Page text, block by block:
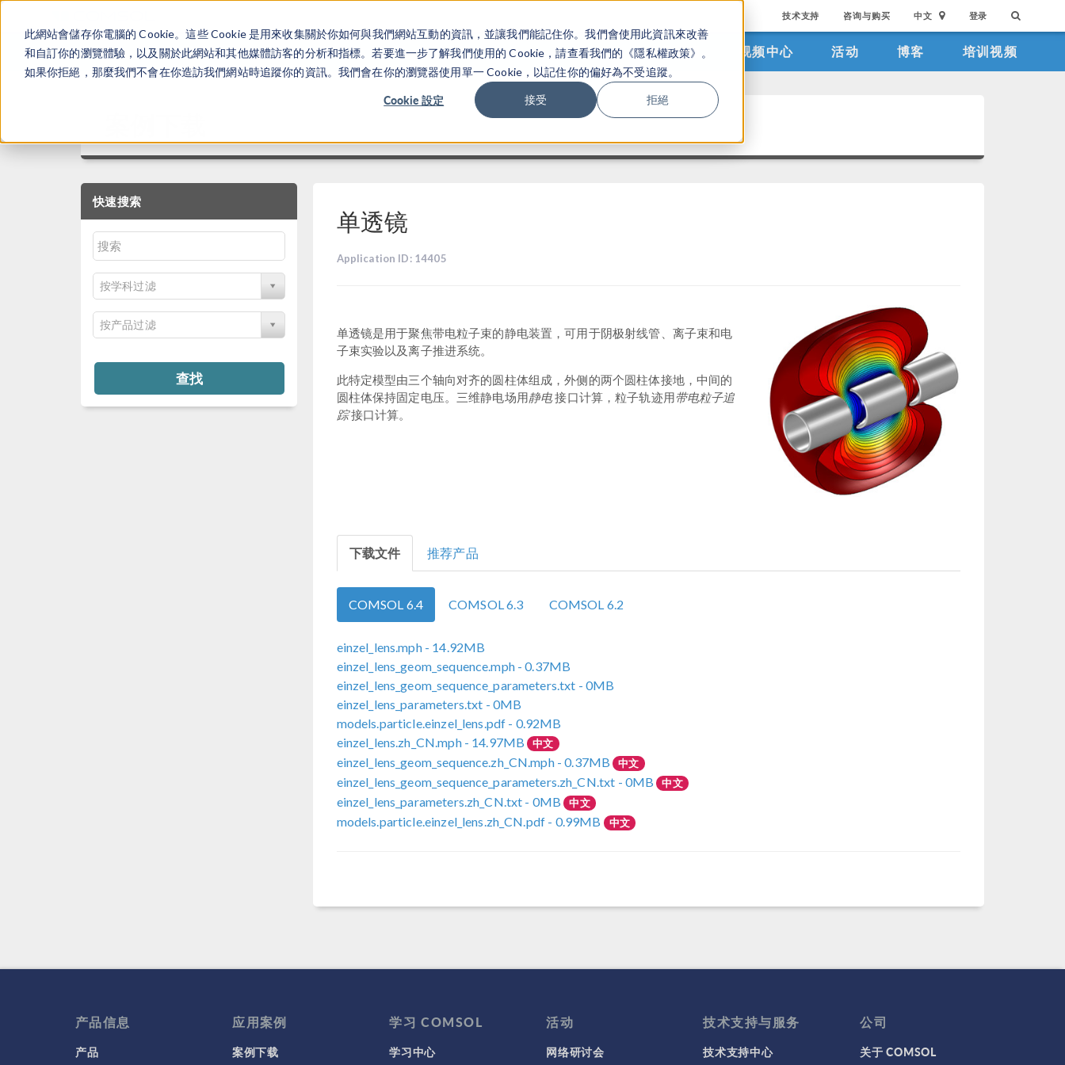
此網站會儲存你電腦的 Cookie。這些 Cookie 是用來收集關於你如何與我們網站互動的資訊，並讓我們能記住你。我們會使用此資訊來改善
和自訂你的瀏覽體驗，以及關於此網站和其他媒體訪客的分析和指標。若要進一步了解我們使用的 Cookie，請查看我們的《隱私權政策》。
如果你拒絕，那麼我們不會在你造訪我們網站時追蹤你的資訊。我們會在你的瀏覽器使用單一 Cookie，以記住你的偏好為不受追蹤。
Cookie 設定 接受 拒絕
技术支持 咨询与购买 中文 登录
产品 行业应用 视频中心 活动 博客 培训视频
快速搜索
按学科过滤
按产品过滤
查找
单透镜
Application ID: 14405
单透镜是用于聚焦带电粒子束的静电装置，可用于阴极射线管、离子束和电
子束实验以及离子推进系统。
此特定模型由三个轴向对齐的圆柱体组成，外侧的两个圆柱体接地，中间的
圆柱体保持固定电压。三维静电场用静电接口计算，粒子轨迹用带电粒子追
踪接口计算。
下载文件 推荐产品
COMSOL 6.4 COMSOL 6.3 COMSOL 6.2
einzel_lens.mph- 14.92MB
einzel_lens_geom_sequence.mph- 0.37MB
einzel_lens_geom_sequence_parameters.txt - 0MB
einzel_lens_parameters.txt - 0MB
models.particle.einzel_lens.pdf - 0.92MB
einzel_lens.zh_CN.mph- 14.97MB 中文
einzel_lens_geom_sequence.zh_CN.mph- 0.37MB 中文
einzel_lens_geom_sequence_parameters.zh_CN.txt - 0MB 中文
einzel_lens_parameters.zh_CN.txt - 0MB 中文
models.particle.einzel_lens.zh_CN.pdf - 0.99MB 中文
产品信息
产品
应用案例
案例下载
学习 COMSOL
学习中心
活动
网络研讨会
技术支持与服务
技术支持中心
公司
关于 COMSOL